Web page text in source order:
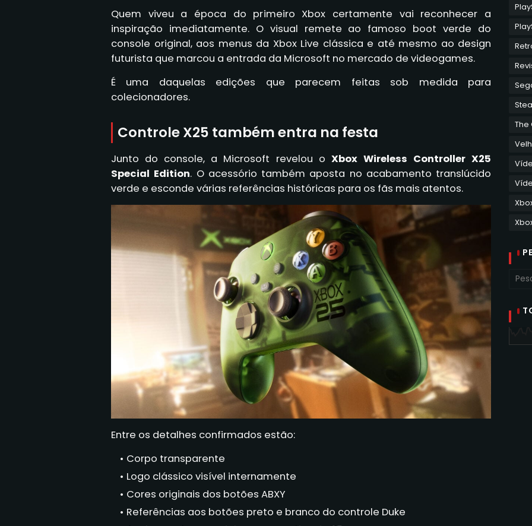
Quem viveu a época do primeiro Xbox certamente vai reconhecer a
inspiração imediatamente. O visual remete ao famoso boot verde do
console original, aos menus da Xbox Live clássica e até mesmo ao design
futurista que marcou a entrada da Microsoft no mercado de videogames.
É uma daquelas edições que parecem feitas sob medida para
colecionadores.
Controle X25 também entra na festa
Junto do console, a Microsoft revelou o Xbox Wireless Controller X25
Special Edition. O acessório também aposta no acabamento translúcido
verde e esconde várias referências históricas para os fãs mais atentos.
Entre os detalhes confirmados estão:
Corpo transparente
Logo clássico visível internamente
Cores originais dos botões ABXY
Referências aos botões preto e branco do controle Duke
The